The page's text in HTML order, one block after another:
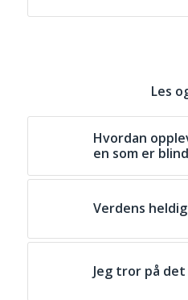
Les
Hvordan
en som er
Verdens
Jeg tror på